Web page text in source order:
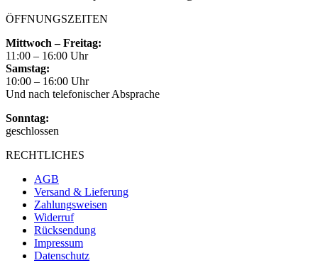
ÖFFNUNGSZEITEN
Mittwoch – Freitag:
11:00 – 16:00 Uhr
Samstag:
10:00 – 16:00 Uhr
Und nach telefonischer Absprache
Sonntag:
geschlossen
RECHTLICHES
AGB
Versand & Lieferung
Zahlungsweisen
Widerruf
Rücksendung
Impressum
Datenschutz